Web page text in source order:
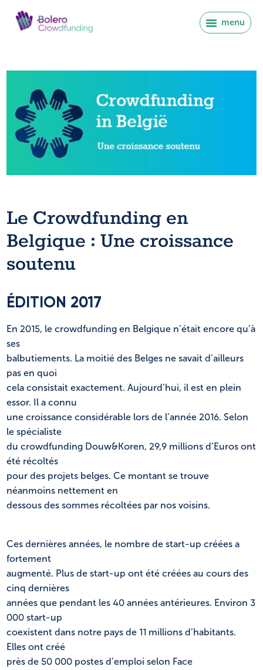
menu
Se connecter
Le Crowdfunding en
Belgique : Une croissance
soutenu
ÉDITION 2017
En 2015, le crowdfunding en Belgique n’était encore qu’à
ses
balbutiements. La moitié des Belges ne savait d’ailleurs
pas en quoi
cela consistait exactement. Aujourd’hui, il est en plein
essor. Il a connu
une croissance considérable lors de l’année 2016. Selon
le spécialiste
du crowdfunding Douw&Koren, 29,9 millions d’Euros ont
été récoltés
pour des projets belges. Ce montant se trouve
néanmoins nettement en
dessous des sommes récoltées par nos voisins.
Ces dernières années, le nombre de start-up créées a
fortement
augmenté. Plus de start-up ont été créées au cours des
cinq dernières
années que pendant les 40 années antérieures. Environ 3
000 start-up
coexistent dans notre pays de 11 millions d’habitants.
Elles ont créé
près de 50 000 postes d’emploi selon Face